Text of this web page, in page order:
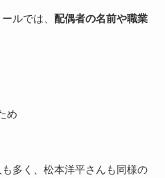
ルでは、 配偶者の名前や職業
め
多く、松本洋平さんも同様の